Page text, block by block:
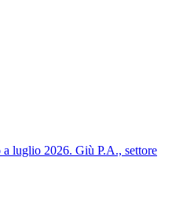
luglio 2026. Giù P.A., settore